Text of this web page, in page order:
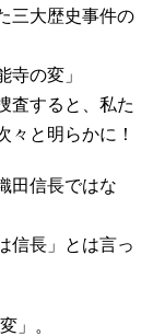
三大歴史事件の
寺の変」
査すると、私た
々と明らかに！
田信長ではな
信長」とは言っ
」。